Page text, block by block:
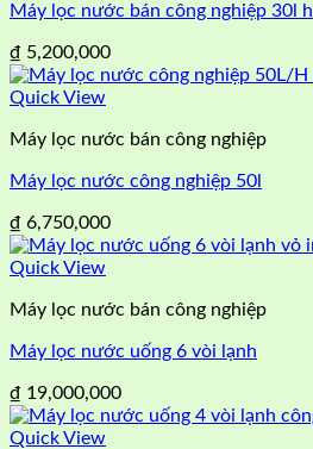
Máy lọc nước bán công nghiệp 30l h
₫ 5,200,000
Quick View
Máy lọc nước bán công nghiệp
Máy lọc nước công nghiệp 50l
₫ 6,750,000
Quick View
Máy lọc nước bán công nghiệp
Máy lọc nước uống 6 vòi lạnh
₫ 19,000,000
Quick View